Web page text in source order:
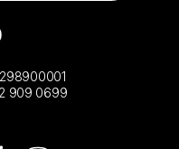
909 0699